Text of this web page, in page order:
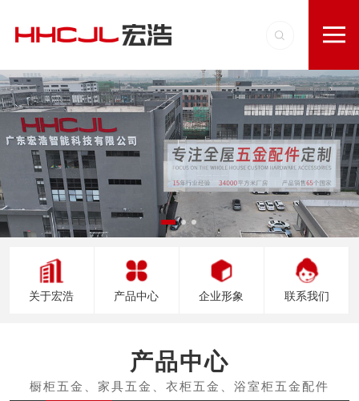
关于宏浩 产品中心 企业形象 联系我们
产品中心